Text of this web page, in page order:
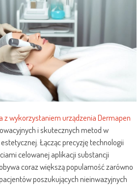
z wykorzystaniem urządzenia Dermapen
i skutecznych metod w
Łącząc precyzję technologii
celowanej aplikacji substancji
coraz większą popularność zarówno
poszukujących nieinwazyjnych